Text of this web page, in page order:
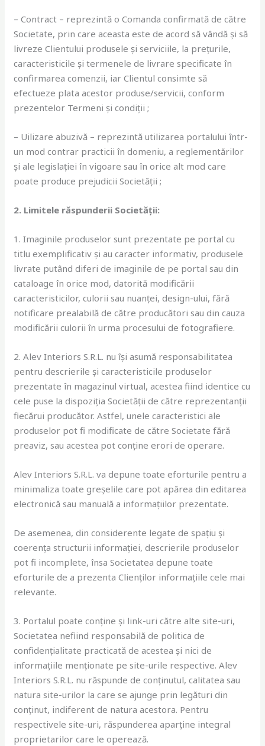
– Contract – reprezintă o Comanda confirmată de către
Societate, prin care aceasta este de acord să vândă și să
livreze Clientului produsele și serviciile, la prețurile,
caracteristicile și termenele de livrare specificate în
confirmarea comenzii, iar Clientul consimte să
efectueze plata acestor produse/servicii, conform
prezentelor Termeni și condiții ;
– Uilizare abuzivă – reprezintă utilizarea portalului într-
un mod contrar practicii în domeniu, a reglementărilor
și ale legislației în vigoare sau în orice alt mod care
poate produce prejudicii Societății ;
2. Limitele răspunderii Societății:
1. Imaginile produselor sunt prezentate pe portal cu
titlu exemplificativ și au caracter informativ, produsele
livrate putând diferi de imaginile de pe portal sau din
cataloage în orice mod, datorită modificării
caracteristicilor, culorii sau nuanței, design-ului, fără
notificare prealabilă de către producători sau din cauza
modificării culorii în urma procesului de fotografiere.
2. Alev Interiors S.R.L. nu își asumă responsabilitatea
pentru descrierile și caracteristicile produselor
prezentate în magazinul virtual, acestea fiind identice cu
cele puse la dispoziția Societății de către reprezentanții
fiecărui producător. Astfel, unele caracteristici ale
produselor pot fi modificate de către Societate fără
preaviz, sau acestea pot conține erori de operare.
Alev Interiors S.R.L. va depune toate eforturile pentru a
minimaliza toate greșelile care pot apărea din editarea
electronică sau manuală a informațiilor prezentate.
De asemenea, din considerente legate de spațiu și
coerența structurii informației, descrierile produselor
pot fi incomplete, însa Societatea depune toate
eforturile de a prezenta Clienților informațiile cele mai
relevante.
3. Portalul poate conține și link-uri către alte site-uri,
Societatea nefiind responsabilă de politica de
confidențialitate practicată de acestea și nici de
informațiile menționate pe site-urile respective. Alev
Interiors S.R.L. nu răspunde de conținutul, calitatea sau
natura site-urilor la care se ajunge prin legături din
conținut, indiferent de natura acestora. Pentru
respectivele site-uri, răspunderea aparține integral
proprietarilor care le operează.